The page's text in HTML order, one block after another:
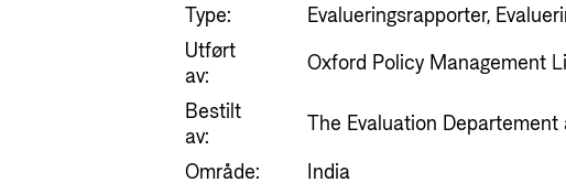
Type:
Evalueringsrapporter,
Utført
av:
Oxford Policy Management
Bestilt
av:
The Evaluation Departement
Område:
India